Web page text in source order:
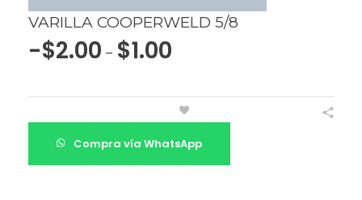
VARILLA COOPERWELD 5/8
-$2.00 – $1.00
Compra vía WhatsApp